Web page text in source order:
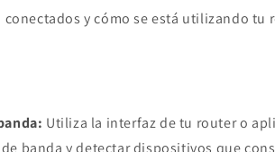
y cómo se está utilizando tu
Utiliza la interfaz de tu router o
banda y detectar dispositivos que